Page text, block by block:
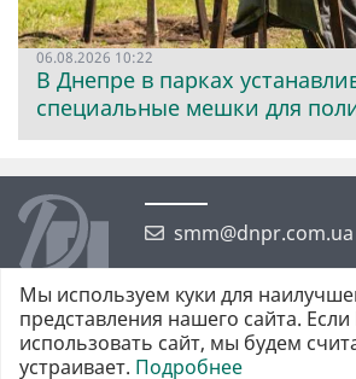
06.08.2026 10:22
В Днепре в парках
специальные мешки для
smm@dnpr.com.ua
Мы используем куки для
представления нашего сайта.
использовать сайт, мы будем
устраивает. Подробнее